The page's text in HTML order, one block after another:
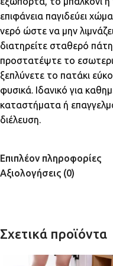
επιφάνεια παγιδεύει
νερό ώστε να μην
διατηρείτε σταθερό
προστατέψτε το
ξεπλύνετε το πατάκι
φυσικά. Ιδανικό για
καταστήματα ή
διέλευση.
Επιπλέον πληροφορίες
Αξιολογήσεις (0)
Σχετικά προϊόντα